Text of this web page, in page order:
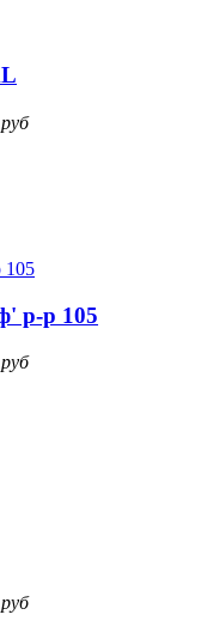
руб
р-р 105
руб
руб